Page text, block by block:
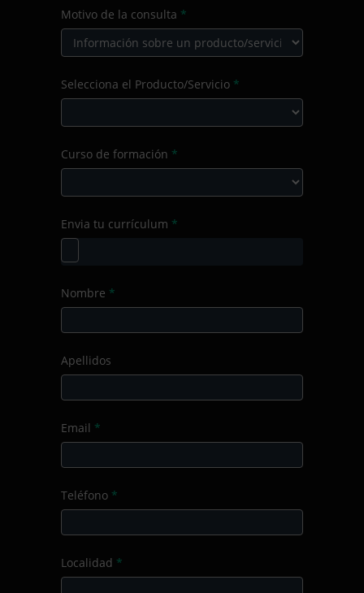
CONTACTO
PRINCIPAL
Motivo de la consulta *
de
Selecciona el Producto/Servicio *
Producto/Servicio
Curso de formación *
Envia tu currículum *
Nombre *
Apellidos
Email *
Teléfono *
Localidad *